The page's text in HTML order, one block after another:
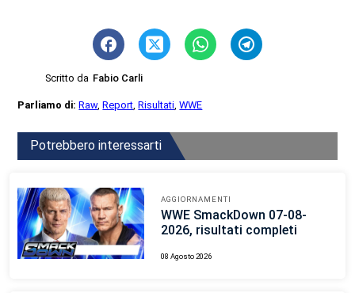
Scritto da Fabio Carli
Parliamo di:Raw,Report,Risultati,WWE
Potrebbero interessarti
AGGIORNAMENTI
WWE SmackDown 07-08-
2026, risultati completi
08 Agosto 2026